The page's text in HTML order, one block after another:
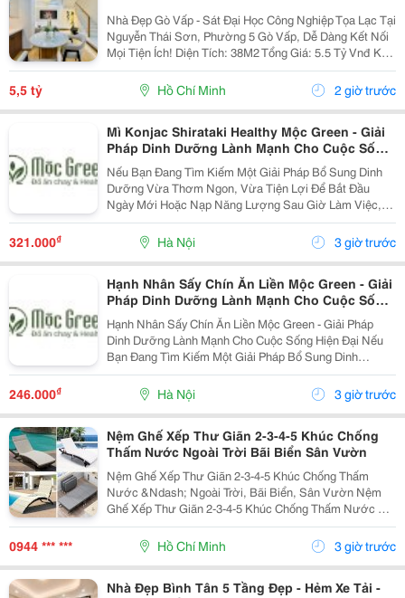
Nhà Đẹp Gò Vấp - Sát Đại Học Công Nghiệp Tọa Lạc Tại
Nguyễn Thái Sơn, Phường 5 Gò Vấp, Dễ Dàng Kết Nối
Mọi Tiện Ích! Diện Tích: 38M2 Tổng Giá: 5.5 Tỷ Vnđ Kết
Cấu: Nhà 1 Trệt 2 Lầu Kiên Cố, 3Pn, 3Wc, Ban Công,
Sân Thượng Thoáng Mát, Sẵn Sàng Dọn...
5,5 tỷ Hồ Chí Minh 2 giờ trước
Mì Konjac Shirataki Healthy Mộc Green - Giải
Pháp Dinh Dưỡng Lành Mạnh Cho Cuộc Sống
Hiện Đại
Nếu Bạn Đang Tìm Kiếm Một Giải Pháp Bổ Sung Dinh
Dưỡng Vừa Thơm Ngon, Vừa Tiện Lợi Để Bắt Đầu
Ngày Mới Hoặc Nạp Năng Lượng Sau Giờ Làm Việc,
Thì Mì Konjac Shirataki Healthy Mộc Green Chính Là
Lựa Chọn Hoàn Hảo. Vì Sao Nên Lựa Chọn Mì Konjac...
321.000₫ Hà Nội 3 giờ trước
Hạnh Nhân Sấy Chín Ăn Liền Mộc Green - Giải
Pháp Dinh Dưỡng Lành Mạnh Cho Cuộc Sống
Hiện Đại
Hạnh Nhân Sấy Chín Ăn Liền Mộc Green - Giải Pháp
Dinh Dưỡng Lành Mạnh Cho Cuộc Sống Hiện Đại Nếu
Bạn Đang Tìm Kiếm Một Giải Pháp Bổ Sung Dinh
Dưỡng Vừa Thơm Ngon, Vừa Tiện Lợi Để Bắt Đầu
Ngày Mới Hoặc Nạp Năng Lượng Sau Giờ Làm Việc,
Thì Hạnh Nhân...
246.000₫ Hà Nội 3 giờ trước
Nệm Ghế Xếp Thư Giãn 2-3-4-5 Khúc Chống
Thấm Nước Ngoài Trời Bãi Biển Sân Vườn
Nệm Ghế Xếp Thư Giãn 2-3-4-5 Khúc Chống Thấm
Nước &Ndash; Ngoài Trời, Bãi Biển, Sân Vườn Nệm
Ghế Xếp Thư Giãn 2-3-4-5 Khúc Chống Thấm Nước Có
Nhiều Mẫu, Kích Thước, Màu Sắc Và Chất Liệu Phù
Hợp Nhu Cầu Lựa Chọn. Sản Phẩm Hoàn Thiện Tỉ Mỉ,
Bền Đẹp,...
0944 *** *** Hồ Chí Minh 3 giờ trước
Nhà Đẹp Bình Tân 5 Tầng Đẹp - Hẻm Xe Tải -